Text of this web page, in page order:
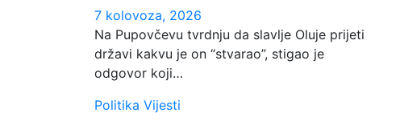
7 kolovoza, 2026
Na Pupovčevu tvrdnju da slavlje Oluje prijeti
državi kakvu je on “stvarao”, stigao je
odgovor koji…
Politika Vijesti